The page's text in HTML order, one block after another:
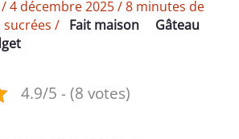
/4 décembre 2025/8 minutes de
sucrées / Fait maison
Gâteau
4.9/5 - (8 votes)